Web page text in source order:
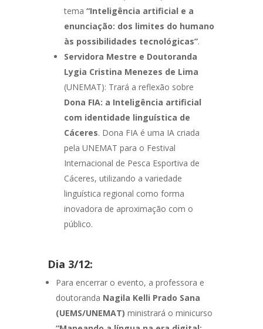
tema “Inteligência artificial e a
enunciação: dos limites do humano
às possibilidades tecnológicas”.
Servidora Mestre e Doutoranda
Lygia Cristina Menezes de Lima
(UNEMAT): Trará a reflexão sobre
Dona FIA: a Inteligência artificial
com identidade linguística de
Cáceres. Dona FIA é uma IA criada
pela UNEMAT para o Festival
Internacional de Pesca Esportiva de
Cáceres, utilizando a variedade
linguística regional como forma
inovadora de aproximação com o
público.
Dia 3/12:
Para encerrar o evento, a professora e
doutoranda Nagila Kelli Prado Sana
(UEMS/UNEMAT) ministrará o minicurso